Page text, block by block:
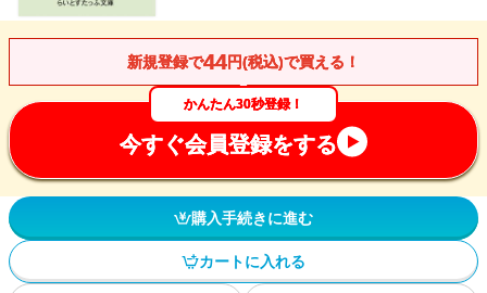
新規登録で44円(税込)で買える！
かんたん30秒登録！
今すぐ会員登録をする
購入手続きに進む
カートに入れる